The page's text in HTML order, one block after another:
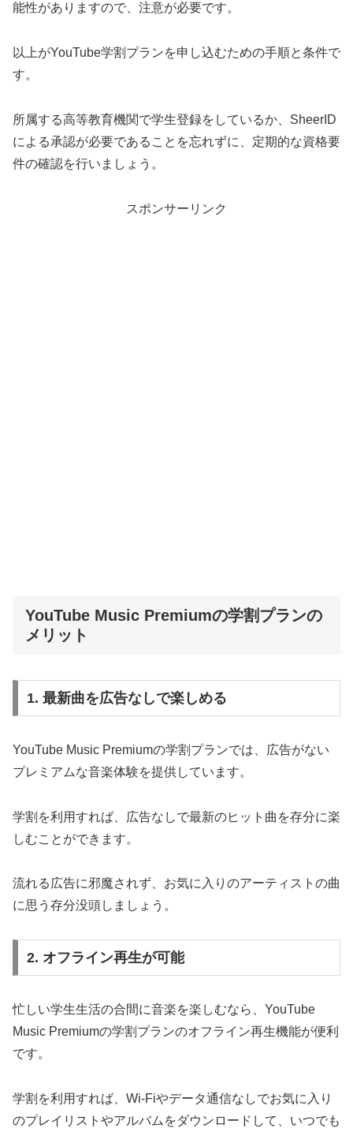
能性がありますので、注意が必要です。
以上がYouTube学割プランを申し込むための手順と条件で
す。
所属する高等教育機関で学生登録をしているか、SheerID
による承認が必要であることを忘れずに、定期的な資格要
件の確認を行いましょう。
スポンサーリンク
YouTube Music Premiumの学割プランの
メリット
1. 最新曲を広告なしで楽しめる
YouTube Music Premiumの学割プランでは、広告がない
プレミアムな音楽体験を提供しています。
学割を利用すれば、広告なしで最新のヒット曲を存分に楽
しむことができます。
流れる広告に邪魔されず、お気に入りのアーティストの曲
に思う存分没頭しましょう。
2. オフライン再生が可能
忙しい学生生活の合間に音楽を楽しむなら、YouTube
Music Premiumの学割プランのオフライン再生機能が便利
です。
学割を利用すれば、Wi-Fiやデータ通信なしでお気に入り
のプレイリストやアルバムをダウンロードして、いつでも